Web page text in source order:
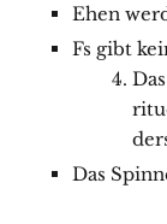
Ehen
Fs gibt
Das